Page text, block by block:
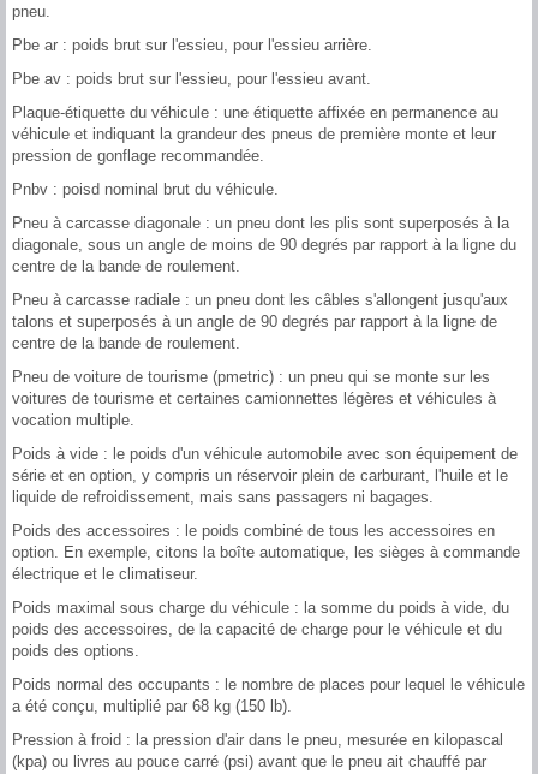
pneu.
Pbe ar : poids brut sur l'essieu, pour l'essieu arrière.
Pbe av : poids brut sur l'essieu, pour l'essieu avant.
Plaque-étiquette du véhicule : une étiquette affixée en permanence au
véhicule et indiquant la grandeur des pneus de première monte et leur
pression de gonflage recommandée.
Pnbv : poisd nominal brut du véhicule.
Pneu à carcasse diagonale : un pneu dont les plis sont superposés à la
diagonale, sous un angle de moins de 90 degrés par rapport à la ligne du
centre de la bande de roulement.
Pneu à carcasse radiale : un pneu dont les câbles s'allongent jusqu'aux
talons et superposés à un angle de 90 degrés par rapport à la ligne de
centre de la bande de roulement.
Pneu de voiture de tourisme (pmetric) : un pneu qui se monte sur les
voitures de tourisme et certaines camionnettes légères et véhicules à
vocation multiple.
Poids à vide : le poids d'un véhicule automobile avec son équipement de
série et en option, y compris un réservoir plein de carburant, l'huile et le
liquide de refroidissement, mais sans passagers ni bagages.
Poids des accessoires : le poids combiné de tous les accessoires en
option. En exemple, citons la boîte automatique, les sièges à commande
électrique et le climatiseur.
Poids maximal sous charge du véhicule : la somme du poids à vide, du
poids des accessoires, de la capacité de charge pour le véhicule et du
poids des options.
Poids normal des occupants : le nombre de places pour lequel le véhicule
a été conçu, multiplié par 68 kg (150 lb).
Pression à froid : la pression d'air dans le pneu, mesurée en kilopascal
(kpa) ou livres au pouce carré (psi) avant que le pneu ait chauffé par